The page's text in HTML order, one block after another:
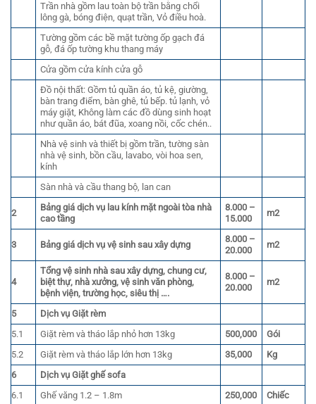
Trần nhà gồm lau toàn bộ trần bằng chổi
lông gà, bóng điện, quạt trần, Vỏ điều hoà.
Tường gồm các bề mặt tường ốp gạch đá
gỗ, đá ốp tường khu thang máy
Cửa gồm cửa kính cửa gỗ
Đồ nội thất: Gồm tủ quần áo, tủ kệ, giường,
bàn trang điểm, bàn ghê, tủ bếp. tủ lạnh, vỏ
máy giặt, Không làm các đồ dùng sinh hoạt
như quần áo, bát đũa, xoang nồi, cốc chén..
Nhà vệ sinh và thiết bị gồm trần, tường sàn
nhà vệ sinh, bồn cầu, lavabo, vòi hoa sen,
kính
Sàn nhà và cầu thang bộ, lan can
2
Bảng giá dịch vụ lau kính mặt ngoài tòa nhà
cao tầng
8.000 –
15.000
m2
3 Bảng giá dịch vụ vệ sinh sau xây dựng
8.000 –
20.000
m2
4
Tổng vệ sinh nhà sau xây dựng, chung cư,
biệt thự, nhà xưởng, vệ sinh văn phòng,
bệnh viện, trường học, siêu thị ….
8.000 –
20.000
m2
5
Dịch vụ Giặt rèm
5.1
Giặt rèm và tháo lắp nhỏ hơn 13kg 500,000
Gói
5.2
Giặt rèm và tháo lắp lớn hơn 13kg 35,000
Kg
6
Dịch vụ Giặt ghế sofa
6.1
Ghế văng 1.2 – 1.8m 250,000
Chiếc